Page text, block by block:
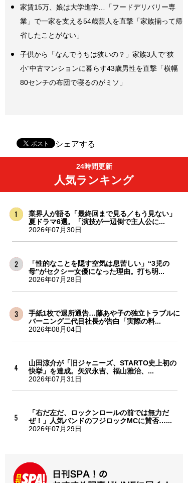
家賃15万、娘は大学進学…「フードデリバリー専
業」で一家を支える54歳芸人を直撃「家族揃って帰
省したことがない」
子供から「なんでうちは狭いの？」家族3人で“狭
小”中古マンションに暮らす43歳男性を直撃「横幅
80センチの布団で寝るのがミソ」
シェアする
24時間更新
人気ランキング
業界人が語る「最終回まで見る／もう見ない」
夏ドラマ6選。「演技が一辺倒で主人公に...
2026年07月30日
「性的なことを隠す空気は息苦しい」“3児の
母”がセクシー女優になった理由。打ち明...
2026年07月28日
手紙1枚で退所通告…藤あや子の独立トラブルに
バーニング二代目社長が告白「実際の料...
2026年08月04日
山田涼介が「旧ジャニーズ、STARTO史上初の
快挙」を達成。矢沢永吉、福山雅治、...
2026年07月31日
「右だ左だ、ロックンロールの前では無力だ
ぜ！」人気バンドのフジロックMCに賛否…...
2026年07月29日